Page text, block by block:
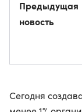
Предыдущая
новость
Сегодня